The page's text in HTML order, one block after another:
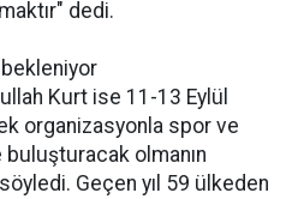
dedi.
Kurt ise 11-13 Eylül
organizasyonla spor ve
buluşturacak olmanın
söyledi. Geçen yıl 59 ülkeden